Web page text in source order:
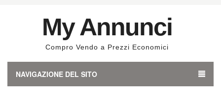
My Annunci
Compro Vendo a Prezzi Economici
NAVIGAZIONE DEL SITO